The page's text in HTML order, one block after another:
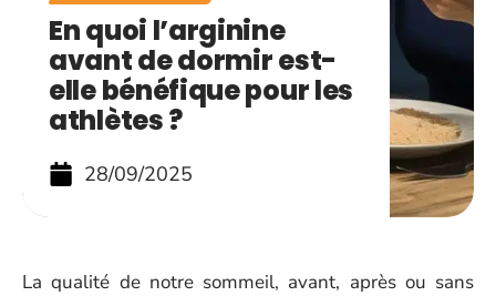
En quoi l’arginine
avant de dormir est-
elle bénéfique pour les
athlètes ?
28/09/2025
La qualité de notre sommeil, avant, après ou sans